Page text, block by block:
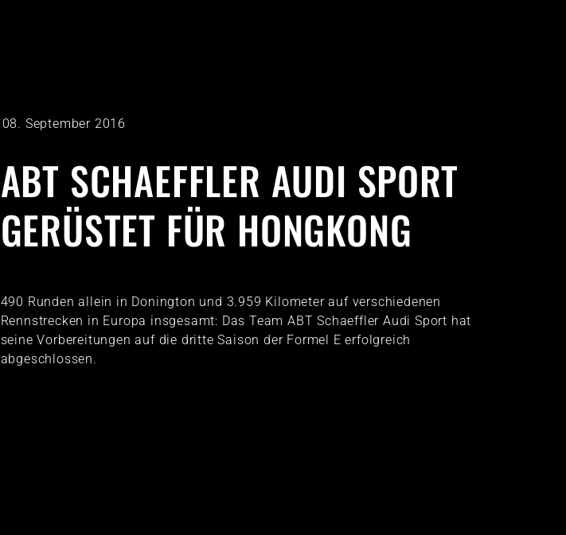
08. September 2016
ABT SCHAEFFLER AUDI SPORT
GERÜSTET FÜR HONGKONG
490 Runden allein in Donington und 3.959 Kilometer auf verschiedenen
Rennstrecken in Europa insgesamt: Das Team ABT Schaeffler Audi Sport hat
seine Vorbereitungen auf die dritte Saison der Formel E erfolgreich
abgeschlossen.